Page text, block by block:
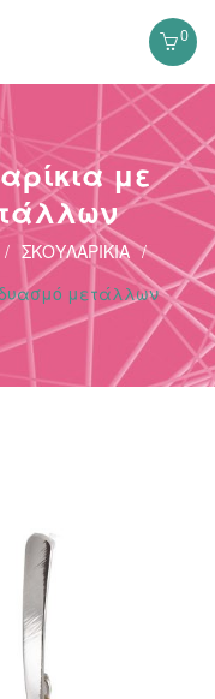
0
με
/ ΣΚΟΥΛΑΡΙΚΙΑ /
μετάλλων